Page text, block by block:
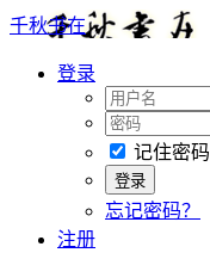
千秋书在
登录
记住密码
忘记密码？
注册